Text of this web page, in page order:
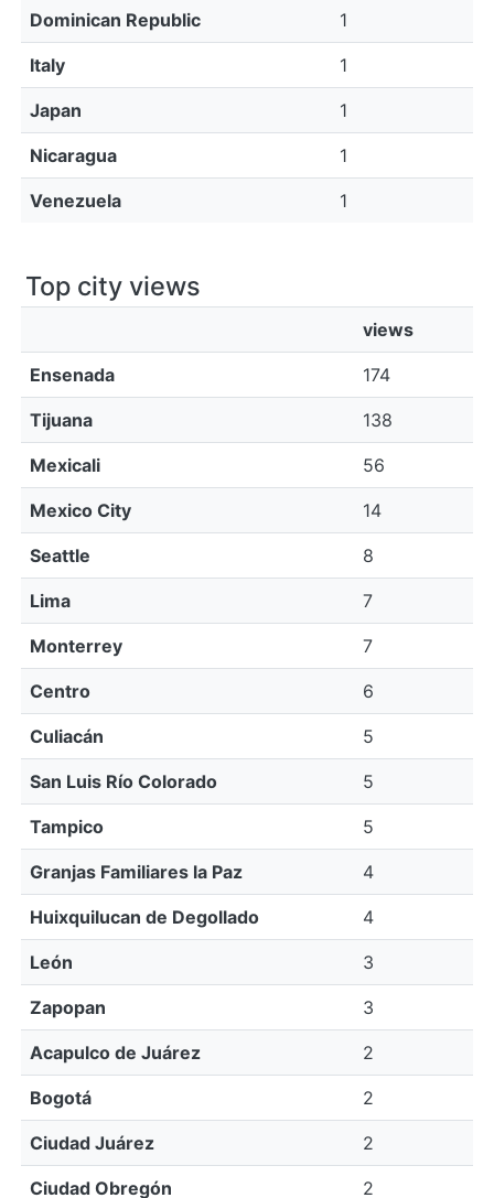
Dominican Republic 1
Italy 1
Japan 1
Nicaragua 1
Venezuela 1
Top city views
views
Ensenada 174
Tijuana 138
Mexicali 56
Mexico City 14
Seattle 8
Lima 7
Monterrey 7
Centro 6
Culiacán 5
San Luis Río Colorado 5
Tampico 5
Granjas Familiares la Paz 4
Huixquilucan de Degollado 4
León 3
Zapopan 3
Acapulco de Juárez 2
Bogotá 2
Ciudad Juárez 2
Ciudad Obregón 2